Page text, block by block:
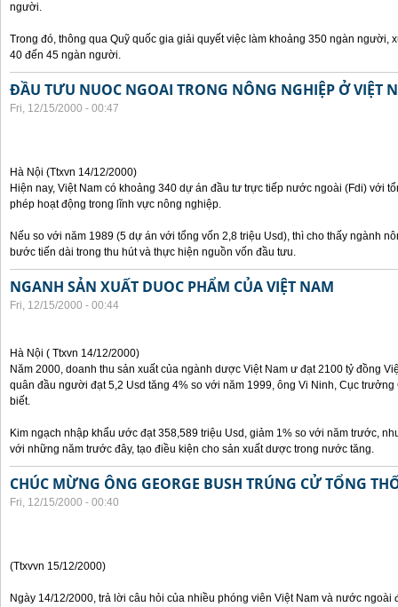
người.
Trong đó, thông qua Quỹ quốc gia giải quyết việc làm khoảng 350 ngàn người,
40 đến 45 ngàn người.
ĐẦU TƯU NUOC NGOAI TRONG NÔNG NGHIỆP Ở VIỆT
Fri, 12/15/2000 - 00:47
Hà Nội (Ttxvn 14/12/2000)
Hiện nay, Việt Nam có khoảng 340 dự án đầu tư trực tiếp nước ngoài (Fdi) với
phép hoạt động trong lĩnh vực nông nghiệp.
Nếu so với năm 1989 (5 dự án với tổng vốn 2,8 triệu Usd), thì cho thấy ngành
bước tiến dài trong thu hút và thực hiện nguồn vốn đầu tưu.
NGANH SẢN XUẤT DUOC PHẨM CỦA VIỆT NAM
Fri, 12/15/2000 - 00:44
Hà Nội ( Ttxvn 14/12/2000)
Năm 2000, doanh thu sản xuất của ngành dược Việt Nam ư đạt 2100 tỷ đồng
quân đầu người đạt 5,2 Usd tăng 4% so với năm 1999, ông Vi Ninh, Cục
biết.
Kim ngạch nhập khẩu ước đạt 358,589 triệu Usd, giảm 1% so với năm trước,
với những năm trước đây, tạo điều kiện cho sản xuất dược trong nước tăng.
CHÚC MỪNG ÔNG GEORGE BUSH TRÚNG CỬ TỔNG
Fri, 12/15/2000 - 00:40
(Ttxvvn 15/12/2000)
Ngày 14/12/2000, trả lời câu hỏi của nhiều phóng viên Việt Nam và nước ngoài